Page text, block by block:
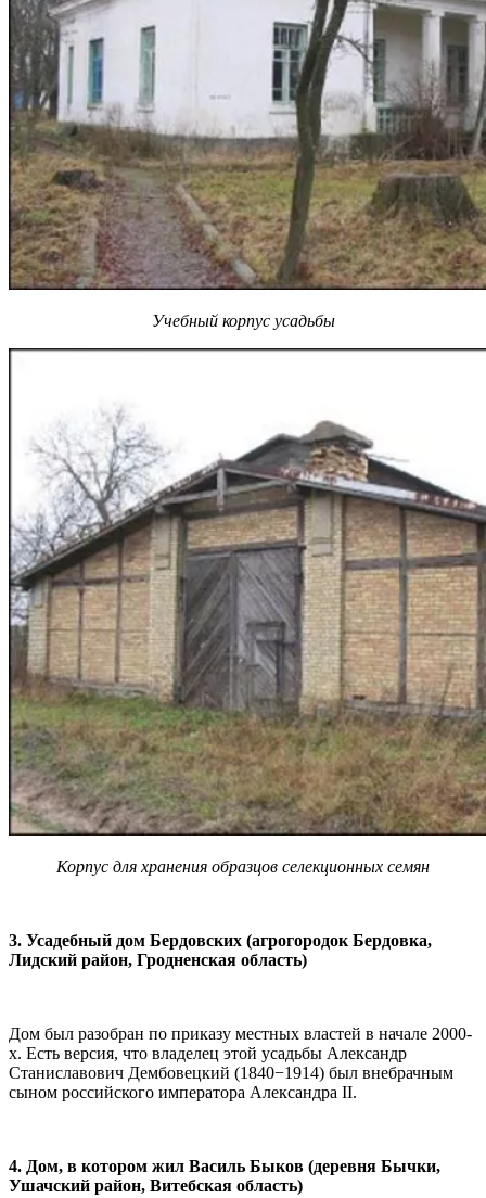
Учебный корпус усадьбы
Корпус для хранения образцов селекционных семян
3. Усадебный дом Бердовских (агрогородок Бердовка,
Лидский район, Гродненская область)
Дом был разобран по приказу местных властей в начале 2000-
х. Есть версия, что владелец этой усадьбы Александр
Станиславович Дембовецкий (1840−1914) был внебрачным
сыном российского императора Александра II.
4. Дом, в котором жил Василь Быков (деревня Бычки,
Ушачский район, Витебская область)